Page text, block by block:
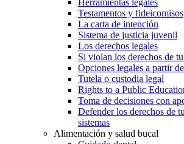
Testamentos y fideicomisos
La carta de intención
Sistema de justicia juvenil
Los derechos legales
Si violan los derechos de
Opciones legales a partir
Tutela o custodia legal
Rights to a Public
Toma de decisiones con
Defender los derechos de
sistemas
Alimentación y salud bucal